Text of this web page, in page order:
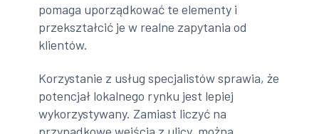
pomaga uporządkować te elementy i
przekształcić je w realne zapytania od
klientów.
Korzystanie z usług specjalistów sprawia, że
potencjał lokalnego rynku jest lepiej
wykorzystywany. Zamiast liczyć na